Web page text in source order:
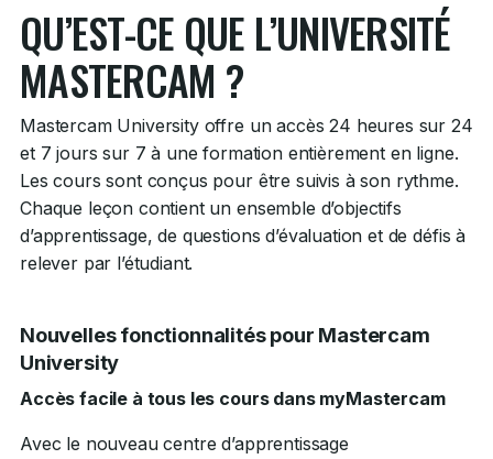
QU’EST-CE QUE L’UNIVERSITÉ
MASTERCAM ?
Mastercam University offre un accès 24 heures sur 24
et 7 jours sur 7 à une formation entièrement en ligne.
Les cours sont conçus pour être suivis à son rythme.
Chaque leçon contient un ensemble d’objectifs
d’apprentissage, de questions d’évaluation et de défis à
relever par l’étudiant.
Nouvelles fonctionnalités pour Mastercam
University
Accès facile à tous les cours dans myMastercam
Avec le nouveau centre d’apprentissage